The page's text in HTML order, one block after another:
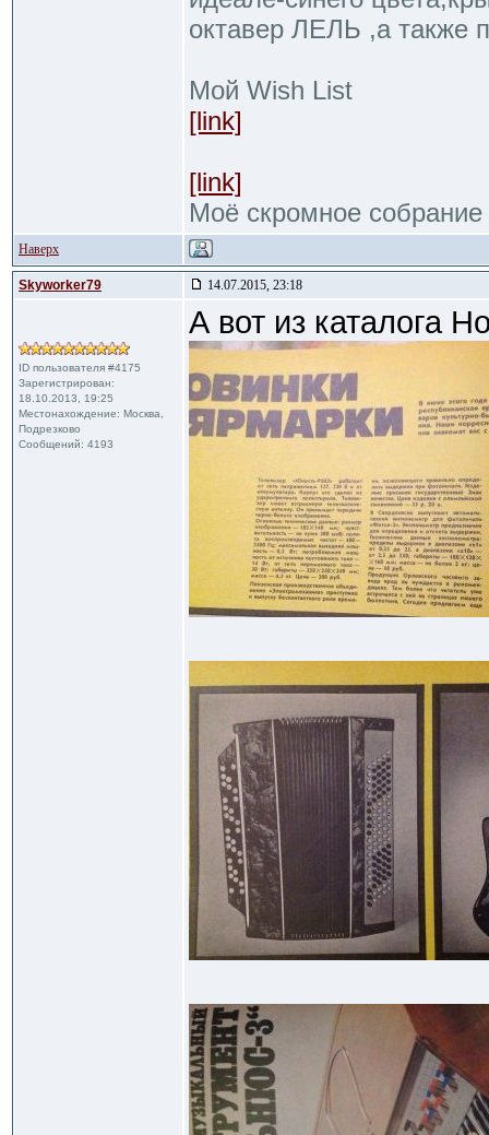
октавер ЛЕЛЬ ,а также
Мой Wish List
[link]
[link]
Моё скромное собрание
Наверх
Skyworker79 14.07.2015, 23:18
ID пользователя #4175
Зарегистрирован:
18.10.2013, 19:25
Местонахождение: Москва,
Подрезково
Сообщений: 4193
А вот из каталога